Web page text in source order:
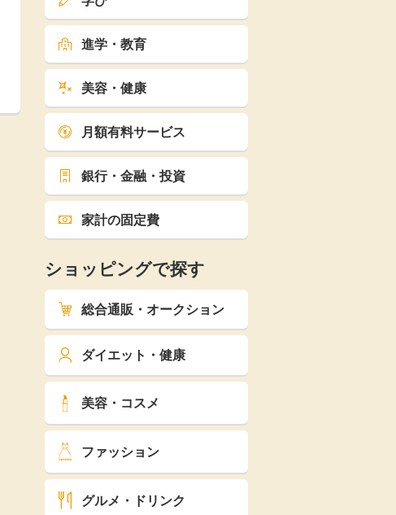
進学・教育
美容・健康
月額有料サービス
銀行・金融・投資
家計の固定費
ショッピングで探す
総合通販・オークション
ダイエット・健康
美容・コスメ
ファッション
グルメ・ドリンク